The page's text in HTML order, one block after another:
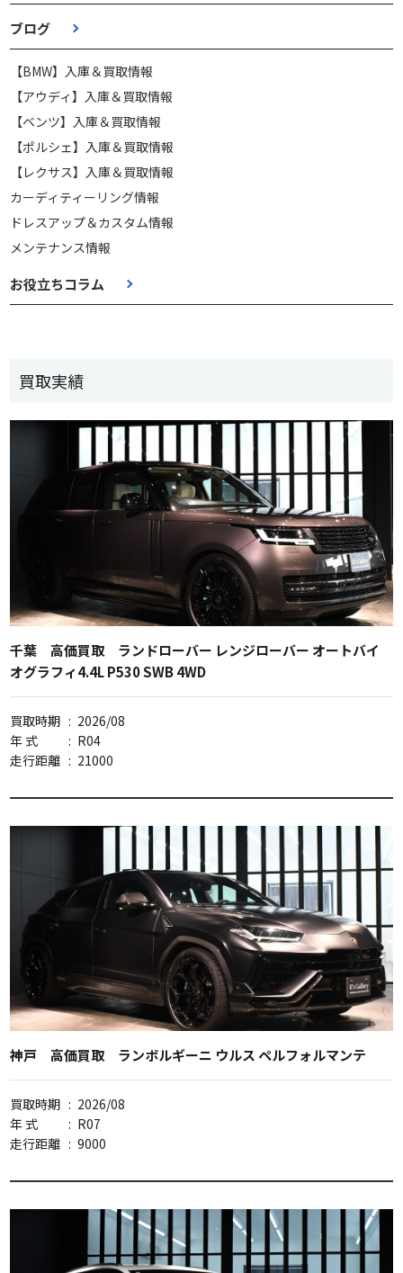
ブログ
【BMW】入庫＆買取情報
【アウディ】入庫＆買取情報
【ベンツ】入庫＆買取情報
【ポルシェ】入庫＆買取情報
【レクサス】入庫＆買取情報
カーディティーリング情報
ドレスアップ＆カスタム情報
メンテナンス情報
お役立ちコラム
買取実績
千葉 高価買取 ランドローバー レンジローバー オートバイ
オグラフィ4.4L P530 SWB 4WD
買取時期 : 2026/08
年 式
: R04
走行距離 : 21000
神戸 高価買取 ランボルギーニ ウルス ペルフォルマンテ
買取時期 : 2026/08
年 式
: R07
走行距離 : 9000